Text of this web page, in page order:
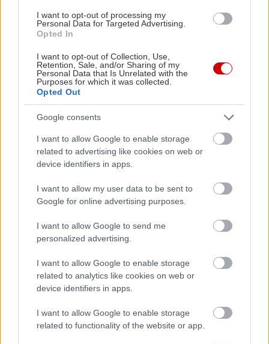
I want to opt-out of processing my
Personal Data for Targeted Advertising.
Opted In
I want to opt-out of Collection, Use,
Retention, Sale, and/or Sharing of my
Personal Data that Is Unrelated with the
Purposes for which it was collected.
Opted Out
Google consents
I want to allow Google to enable storage
related to advertising like cookies on web or
device identifiers in apps.
I want to allow my user data to be sent to
Google for online advertising purposes.
I want to allow Google to send me
personalized advertising.
I want to allow Google to enable storage
related to analytics like cookies on web or
device identifiers in apps.
I want to allow Google to enable storage
related to functionality of the website or app.
Δείτε ακόμη